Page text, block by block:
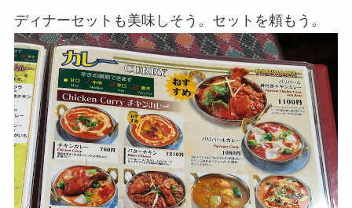
ディナーセットも美味しそう。セットを頼もう。